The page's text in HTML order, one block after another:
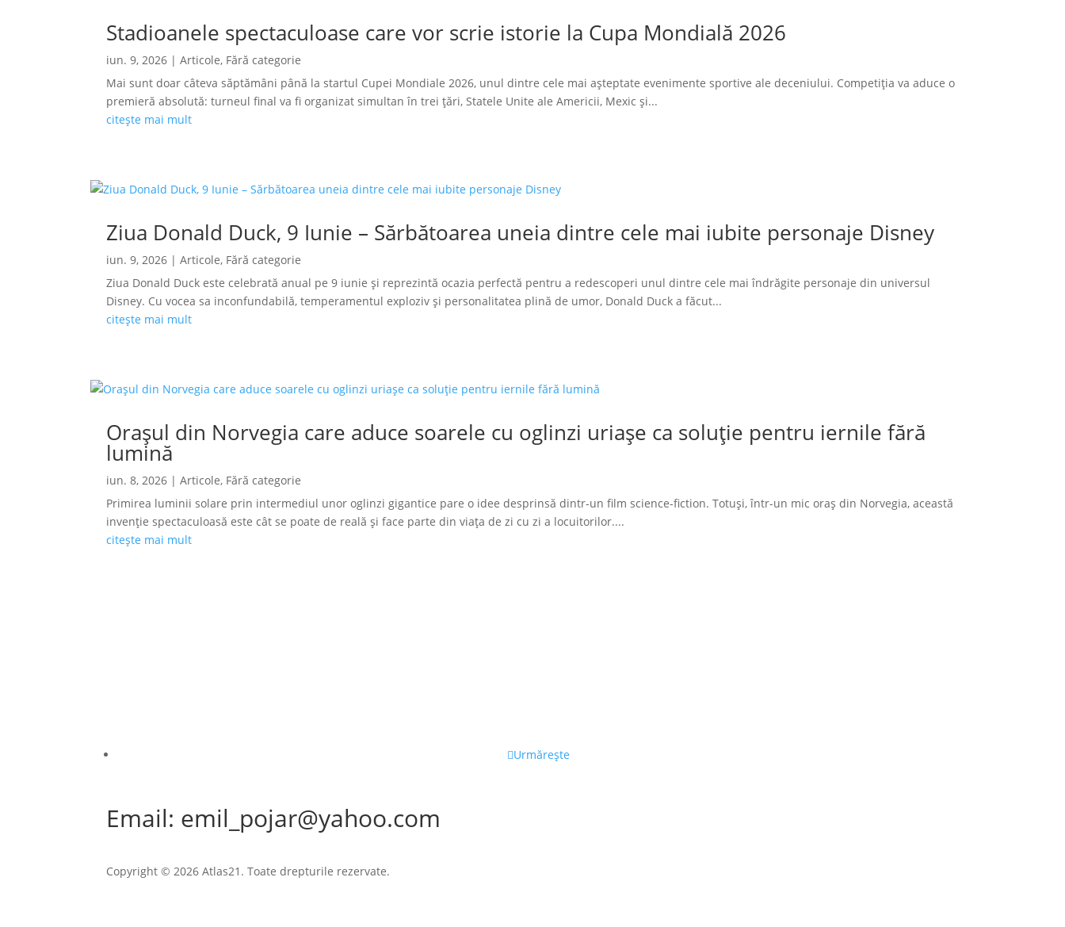
Stadioanele spectaculoase care vor scrie istorie la Cupa Mondială 2026
iun. 9, 2026 |Articole, Fără categorie
Mai sunt doar câteva săptămâni până la startul Cupei Mondiale 2026, unul dintre cele mai așteptate evenimente sportive ale deceniului. Competiția va aduce o
premieră absolută: turneul final va fi organizat simultan în trei țări, Statele Unite ale Americii, Mexic și...
citește mai mult
Ziua Donald Duck, 9 Iunie – Sărbătoarea uneia dintre cele mai iubite personaje Disney
iun. 9, 2026 |Articole, Fără categorie
Ziua Donald Duck este celebrată anual pe 9 iunie și reprezintă ocazia perfectă pentru a redescoperi unul dintre cele mai îndrăgite personaje din universul
Disney. Cu vocea sa inconfundabilă, temperamentul exploziv și personalitatea plină de umor, Donald Duck a făcut...
citește mai mult
Orașul din Norvegia care aduce soarele cu oglinzi uriașe ca soluție pentru iernile fără
lumină
iun. 8, 2026 |Articole, Fără categorie
Primirea luminii solare prin intermediul unor oglinzi gigantice pare o idee desprinsă dintr-un film science-fiction. Totuși, într-un mic oraș din Norvegia, această
invenție spectaculoasă este cât se poate de reală și face parte din viața de zi cu zi a locuitorilor....
citește mai mult
Urmărește
Email: emil_pojar@yahoo.com
Copyright © 2026 Atlas21. Toate drepturile rezervate.